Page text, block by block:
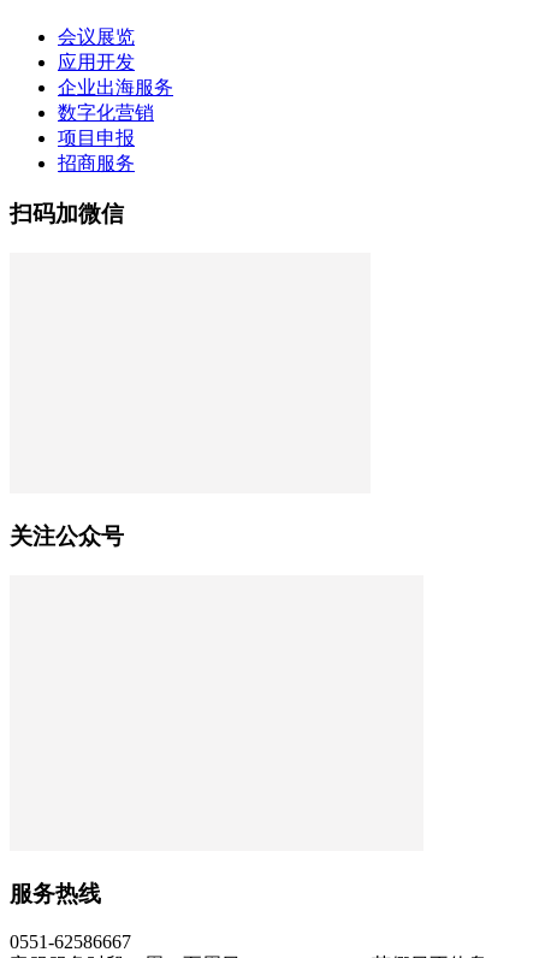
会议展览
应用开发
企业出海服务
数字化营销
项目申报
招商服务
扫码加微信
关注公众号
服务热线
0551-62586667